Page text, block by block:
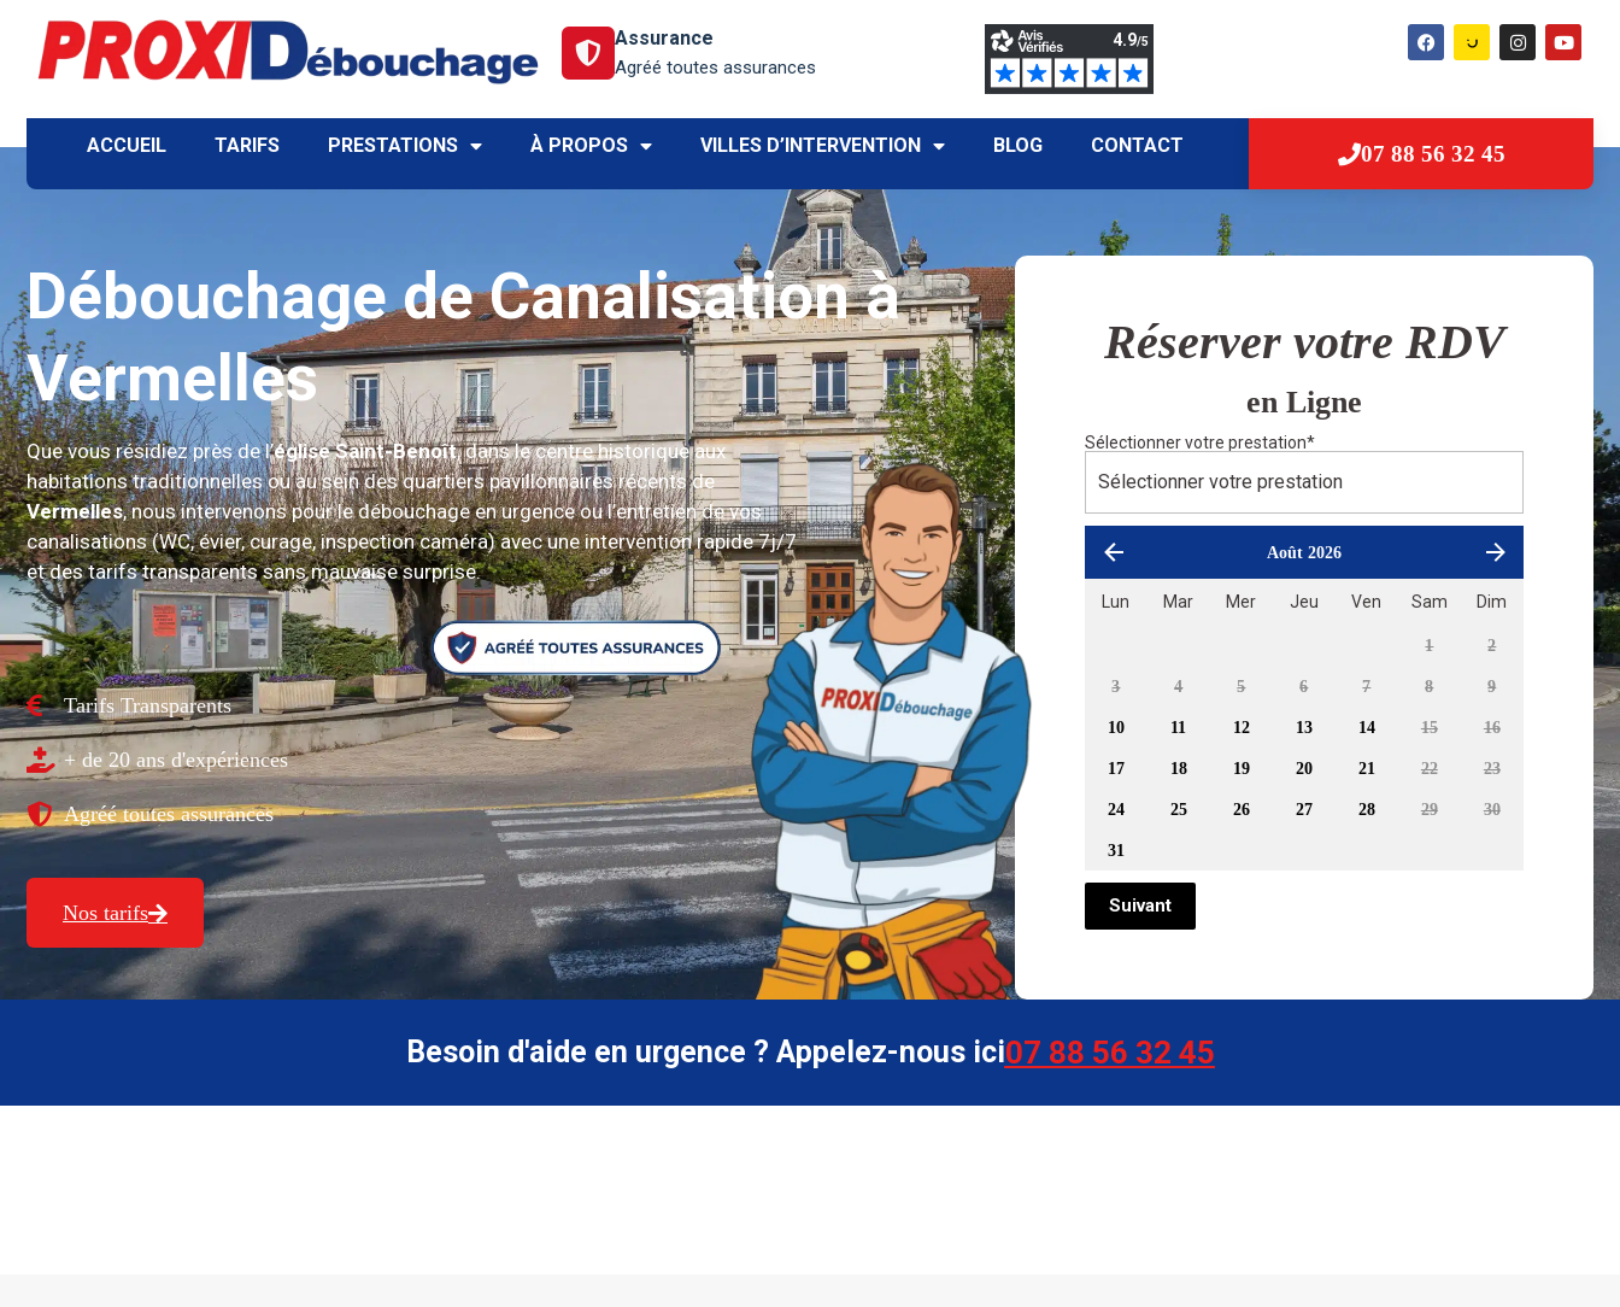
Assurance
Agréé toutes assurances
ACCUEIL TARIFS PRESTATIONS À PROPOS VILLES D’INTERVENTION BLOG CONTACT 07 88 56 32 45
Débouchage de Canalisation à
Vermelles
Que vous résidiez près de l’église Saint-Benoît, dans le centre historique aux
habitations traditionnelles ou au sein des quartiers pavillonnaires récents de
Vermelles, nous intervenons pour le débouchage en urgence ou l’entretien de vos
canalisations (WC, évier, curage, inspection caméra) avec une intervention rapide 7j/7
et des tarifs transparents sans mauvaise surprise.
Tarifs Transparents
+ de 20 ans d'expériences
Agréé toutes assurances
Nos tarifs
Réserver votre RDV
en Ligne
Sélectionner votre prestation*
Août 2026
Lun Mar Mer Jeu Ven Sam Dim
1 2
3 4 5 6 7 8 9
10 11 12 13 14 15 16
17 18 19 20 21 22 23
24 25 26 27 28 29 30
31
Suivant
Besoin d'aide en urgence ? Appelez-nous ici07 88 56 32 45